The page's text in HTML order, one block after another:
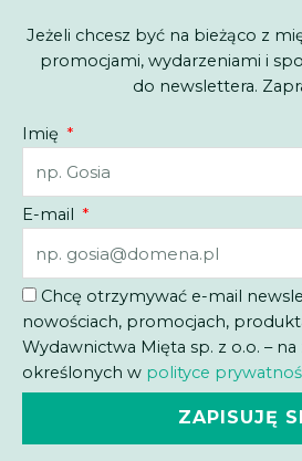
Jeżeli chcesz być na bieżąco z
promocjami, wydarzeniami i
do newslettera.
Imię
E-mail
Chcę otrzymywać e-mail
nowościach, promocjach,
Wydawnictwa Mięta sp. z o.o. – na
określonych w polityce
ZAPISUJĘ